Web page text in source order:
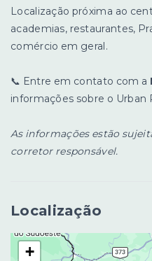
Localização próxima ao
academias, restaurantes,
comércio em geral.
📞 Entre em contato com a
informações sobre o Urban
As informações estão
corretor responsável.
Localização
+